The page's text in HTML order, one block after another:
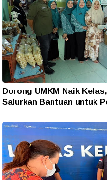
Dorong UMKM Naik
Salurkan Bantuan untuk